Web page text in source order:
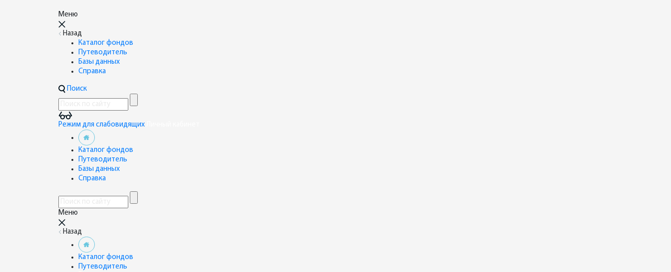
Меню
Назад
Каталог фондов
Путеводитель
Базы данных
Справка
Поиск
Режим для слабовидящих
Каталог фондов
Путеводитель
Базы данных
Справка
Меню
Назад
Каталог фондов
Путеводитель